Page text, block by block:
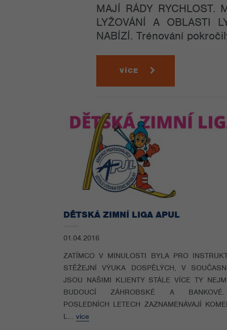
MAJÍ RÁDY RYCHLOST.
LYŽOVÁNÍ A OBLASTI
NABÍZÍ. Trénování
VÍCE
DĚTSKÁ ZIMNÍ LIGA APUL
01.04.2016
ZATÍMCO V MINULOSTI BYLA PRO
STĚŽEJNÍ VÝUKA DOSPĚLÝCH, V
JSOU NAŠIMI KLIENTY STÁLE VÍCE TY
BUDOUCÍ ZÁHROBSKÉ A
POSLEDNÍCH LETECH ZAZNAMENÁVAJÍ
L... více